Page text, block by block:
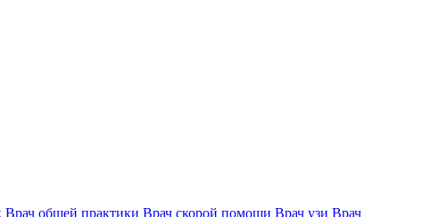
Врач общей практики Врач скорой помощи Врач узи Врач